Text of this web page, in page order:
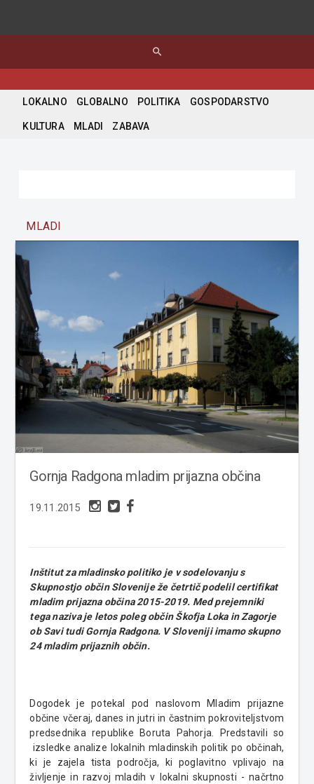
search
LOKALNO GLOBALNO POLITIKA GOSPODARSTVO
KULTURA MLADI ZABAVA
MLADI
Gornja Radgona mladim prijazna občina
19.11.2015
Inštitut za mladinsko politiko je v sodelovanju s
Skupnostjo občin Slovenije že četrtič podelil certifikat
mladim prijazna občina 2015-2019. Med prejemniki
tega naziva je letos poleg občin Škofja Loka in Zagorje
ob Savi tudi Gornja Radgona. V Sloveniji imamo skupno
24 mladim prijaznih občin.
Dogodek je potekal pod naslovom Mladim prijazne
občine včeraj, danes in jutri in častnim pokroviteljstvom
predsednika republike Boruta Pahorja. Predstavili so
izsledke analize lokalnih mladinskih politik po občinah,
ki je zajela tista področja, ki poglavitno vplivajo na
življenje in razvoj mladih v lokalni skupnosti - načrtno